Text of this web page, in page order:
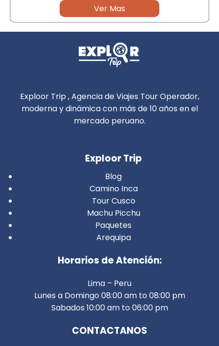
Ver Mas
Exploor Trip , Agencia de Viajes Tour Operador,
moderna y dinámica con más de 10 años en el
mercado peruano.
Exploor Trip
Blog
Camino Inca
Tour Cusco
Machu Picchu
Paquetes
Arequipa
Horarios de Atención:
Lima – Peru
Lunes a Domingo 08:00 am to 08:00 pm
Sabados 10:00 am to 06:00 pm
CONTACTANOS